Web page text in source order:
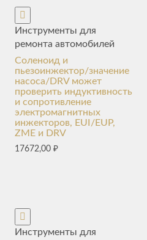
Инструменты для
ремонта автомобилей
Соленоид и
пьезоинжектор/значение
насоса/DRV может
проверить индуктивность
и сопротивление
электромагнитных
инжекторов, EUI/EUP,
ZME и DRV
17672,00₽
Инструменты для